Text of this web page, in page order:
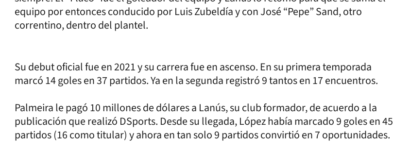
equipo por entonces conducido por Luis Zubeldía y con José “Pepe” Sand, otro
correntino, dentro del plantel.
Su debut oficial fue en 2021 y su carrera fue en ascenso. En su primera temporada
marcó 14 goles en 37 partidos. Ya en la segunda registró 9 tantos en 17 encuentros.
Palmeira le pagó 10 millones de dólares a Lanús, su club formador, de acuerdo a la
publicación que realizó DSports. Desde su llegada, López había marcado 9 goles en 45
partidos (16 como titular) y ahora en tan solo 9 partidos convirtió en 7 oportunidades.